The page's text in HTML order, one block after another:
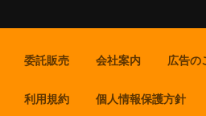
委託販売 会社案内 広告の
利用規約 個人情報保護方針